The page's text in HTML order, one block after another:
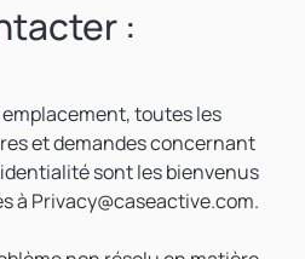
:
emplacement, toutes les
et demandes concernant
sont les bienvenus
à Privacy@caseactive.com.